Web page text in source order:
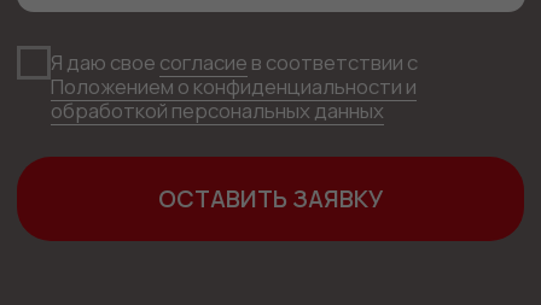
** - личные данные физических лиц
Положение о конфиденциальности и
обработки персональных данных
©️ Все права на материалы, опубликованные на сайте
www.lawtimemoney.ru, принадлежат
правообладателю и охраняются в соответствии
с законом об авторском праве. Использование